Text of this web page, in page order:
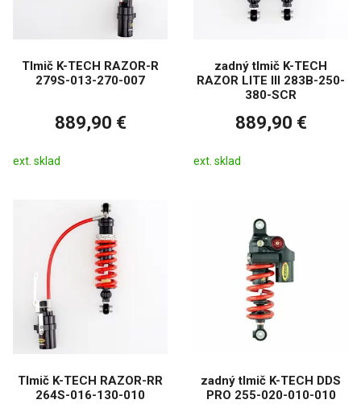
Tlmič K-TECH RAZOR-R
279S-013-270-007
889,90 €
ext. sklad
zadný tlmič K-TECH
RAZOR LITE III 283B-250-
380-SCR
889,90 €
ext. sklad
Tlmič K-TECH RAZOR-RR
264S-016-130-010
zadný tlmič K-TECH DDS
PRO 255-020-010-010